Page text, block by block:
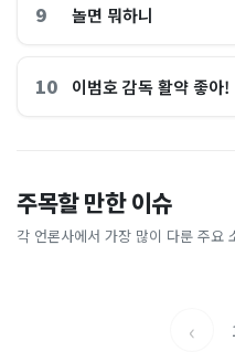
9 놀면 뭐하니
10 이범호 감독 활약 좋아!
주목할 만한 이슈
각 언론사에서 가장 많이 다룬 주요
홈플러스, 2000억원으로 '시
간'을 샀다
비즈워치
[날씨] 오늘 밤 또 내린다...내
륙 중심 최대 150mm
‹